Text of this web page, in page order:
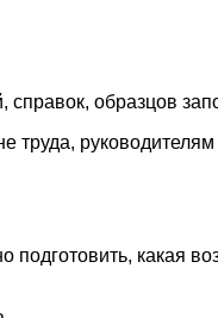
справок, образцов
подготовить, какая